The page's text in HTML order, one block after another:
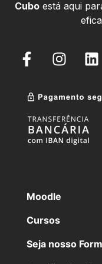
Cubo está aqui
Moodle
Cursos
Seja nosso